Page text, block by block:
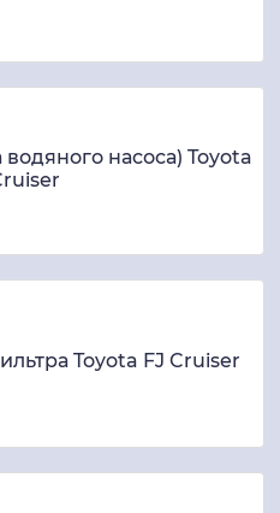
насоса) Toyota
Toyota FJ Cruiser